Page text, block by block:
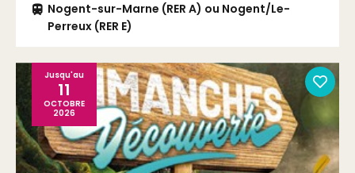
Nogent-sur-Marne (RER A) ou Nogent/Le-
Perreux (RER E)
Jusqu'au
11
OCTOBRE
2026